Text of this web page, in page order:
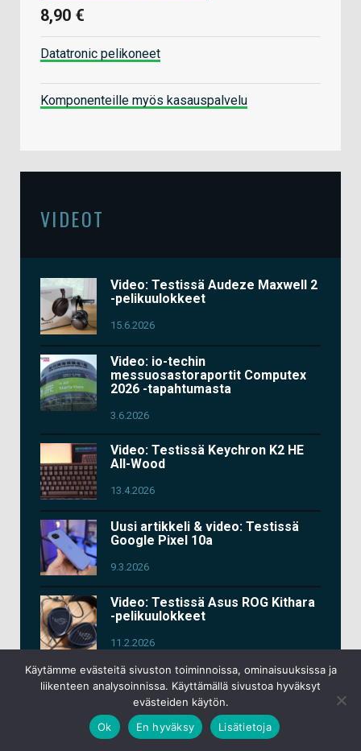
8,90 €
Datatronic pelikoneet
Komponenteille myös kasauspalvelu
VIDEOT
Video: Testissä Audeze Maxwell 2
-pelikuulokkeet
15.6.2026
Video: io-techin
messuosastoraportit Computex
2026 -tapahtumasta
3.6.2026
Video: Testissä Keychron K2 HE
All-Wood
13.4.2026
Uusi artikkeli & video: Testissä
Google Pixel 10a
9.3.2026
Video: Testissä Asus ROG Kithara
-pelikuulokkeet
11.2.2026
Lisää videoita
Käytämme evästeitä sivuston toiminnoissa, ominaisuuksissa ja
liikenteen analysoinnissa. Käyttämällä sivustoa hyväksyt
evästeiden käytön.
Ok
En hyväksy Lisätietoja